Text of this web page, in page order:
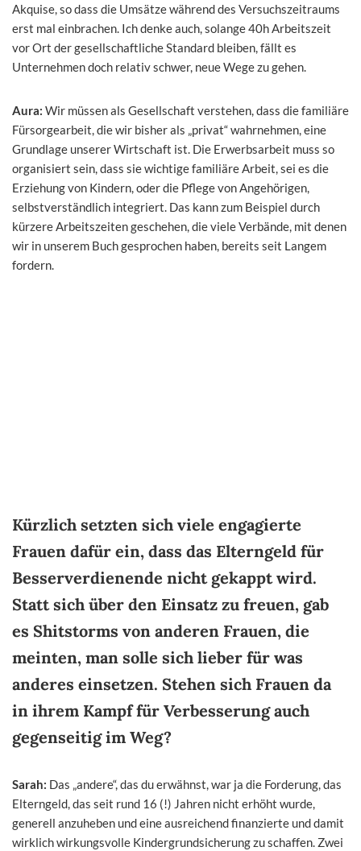
Akquise, so dass die Umsätze während des Versuchszeitraums
erst mal einbrachen. Ich denke auch, solange 40h Arbeitszeit
vor Ort der gesellschaftliche Standard bleiben, fällt es
Unternehmen doch relativ schwer, neue Wege zu gehen.
Aura: Wir müssen als Gesellschaft verstehen, dass die familiäre
Fürsorgearbeit, die wir bisher als „privat“ wahrnehmen, eine
Grundlage unserer Wirtschaft ist. Die Erwerbsarbeit muss so
organisiert sein, dass sie wichtige familiäre Arbeit, sei es die
Erziehung von Kindern, oder die Pflege von Angehörigen,
selbstverständlich integriert. Das kann zum Beispiel durch
kürzere Arbeitszeiten geschehen, die viele Verbände, mit denen
wir in unserem Buch gesprochen haben, bereits seit Langem
fordern.
Kürzlich setzten sich viele engagierte
Frauen dafür ein, dass das Elterngeld für
Besserverdienende nicht gekappt wird.
Statt sich über den Einsatz zu freuen, gab
es Shitstorms von anderen Frauen, die
meinten, man solle sich lieber für was
anderes einsetzen. Stehen sich Frauen da
in ihrem Kampf für Verbesserung auch
gegenseitig im Weg?
Sarah: Das „andere“, das du erwähnst, war ja die Forderung, das
Elterngeld, das seit rund 16 (!) Jahren nicht erhöht wurde,
generell anzuheben und eine ausreichend finanzierte und damit
wirklich wirkungsvolle Kindergrundsicherung zu schaffen. Zwei